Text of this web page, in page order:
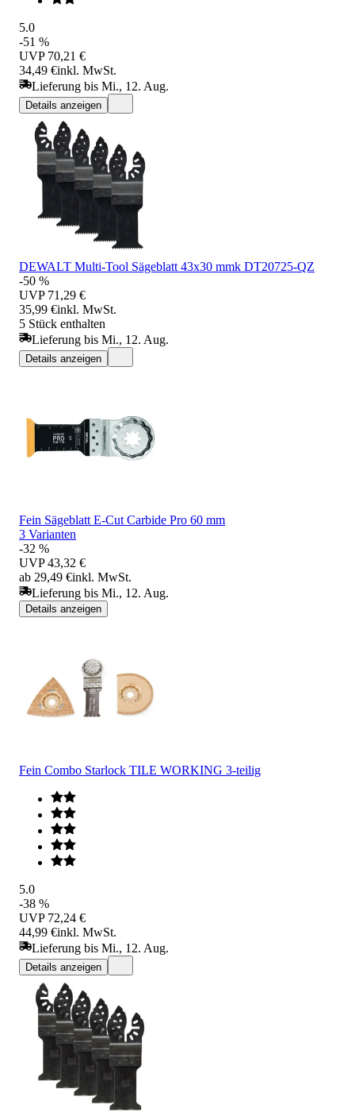
5.0
-51 %
UVP 70,21 €
34,49 €inkl. MwSt.
Lieferung bis Mi., 12. Aug.
Details anzeigen
DEWALT Multi-Tool Sägeblatt 43x30 mmk DT20725-QZ
-50 %
UVP 71,29 €
35,99 €inkl. MwSt.
5 Stück enthalten
Lieferung bis Mi., 12. Aug.
Details anzeigen
Fein Sägeblatt E-Cut Carbide Pro 60 mm
3 Varianten
-32 %
UVP 43,32 €
ab 29,49 €inkl. MwSt.
Lieferung bis Mi., 12. Aug.
Details anzeigen
Fein Combo Starlock TILE WORKING 3-teilig
5.0
-38 %
UVP 72,24 €
44,99 €inkl. MwSt.
Lieferung bis Mi., 12. Aug.
Details anzeigen